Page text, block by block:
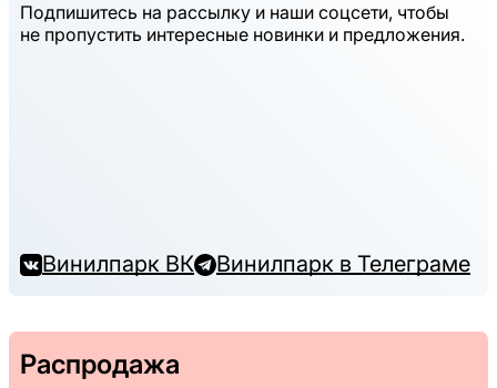
Подпишитесь на рассылку и наши соцсети, чтобы
не пропустить интересные новинки и предложения.
Винилпарк ВК Винилпарк в Телеграме
Распродажа